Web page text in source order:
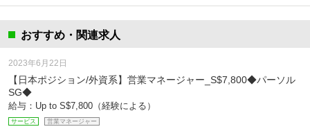
おすすめ・関連求人
【日本ポジション/外資系】営業マネージャー_S$7,800◆パーソル
SG◆
給与：Up to S$7,800（経験による）
サービス 営業マネージャー
2023年6月22日